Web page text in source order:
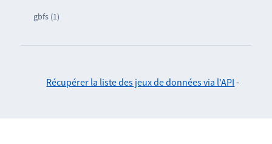
gbfs (1)
Récupérer la liste des jeux de données via l'API -